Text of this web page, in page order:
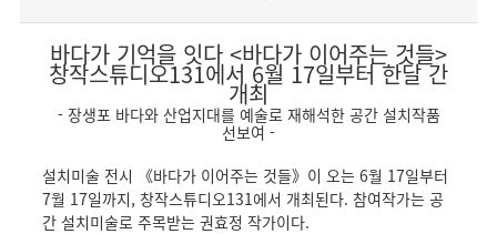
바다가 기억을 잇다 <바다가 이어주는 것들>
창작스튜디오131에서 6월 17일부터 한달 간
개최
- 장생포 바다와 산업지대를 예술로 재해석한 공간 설치작품
선보여 -
설치미술 전시 《바다가 이어주는 것들》이 오는 6월 17일부터
7월 17일까지, 창작스튜디오131에서 개최된다. 참여작가는 공
간 설치미술로 주목받는 권효정 작가이다.